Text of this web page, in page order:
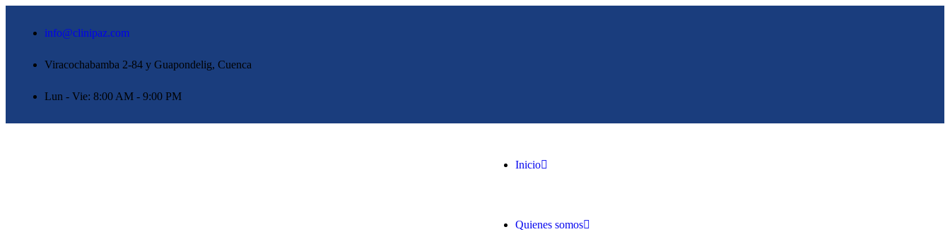
info@clinipaz.com
Viracochabamba 2-84 y Guapondelig, Cuenca
Lun - Vie: 8:00 AM - 9:00 PM
Inicio
Quienes somos